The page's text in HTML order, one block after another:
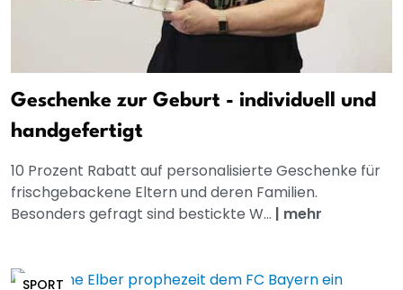
Geschenke zur Geburt - individuell und
handgefertigt
10 Prozent Rabatt auf personalisierte Geschenke für
frischgebackene Eltern und deren Familien.
Besonders gefragt sind bestickte W... | mehr
SPORT